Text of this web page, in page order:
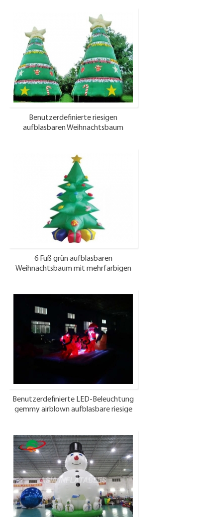
Benutzerdefinierte riesigen
aufblasbaren Weihnachtsbaum
6 Fuß grün aufblasbaren
Weihnachtsbaum mit mehrfarbigen
Benutzerdefinierte LED-Beleuchtung
gemmy airblown aufblasbare riesige